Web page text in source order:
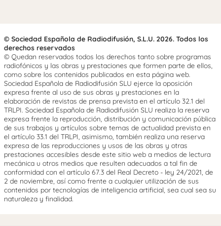
© Sociedad Española de Radiodifusión, S.L.U. 2026. Todos los
derechos reservados
© Quedan reservados todos los derechos tanto sobre programas
radiofónicos y las obras y prestaciones que formen parte de ellos,
como sobre los contenidos publicados en esta página web.
Sociedad Española de Radiodifusión SLU ejerce la oposición
expresa frente al uso de sus obras y prestaciones en la
elaboración de revistas de prensa prevista en el artículo 32.1 del
TRLPI. Sociedad Española de Radiodifusión SLU realiza la reserva
expresa frente la reproducción, distribución y comunicación pública
de sus trabajos y artículos sobre temas de actualidad prevista en
el artículo 33.1 del TRLPI, asimismo, también realiza una reserva
expresa de las reproducciones y usos de las obras y otras
prestaciones accesibles desde este sitio web a medios de lectura
mecánica u otros medios que resulten adecuados a tal fin de
conformidad con el artículo 67.3 del Real Decreto - ley 24/2021, de
2 de noviembre, así como frente a cualquier utilización de sus
contenidos por tecnologías de inteligencia artificial, sea cual sea su
naturaleza y finalidad.